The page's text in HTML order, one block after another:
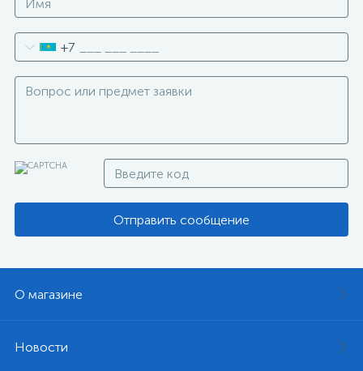
+7
Отправить сообщение
О магазине
Новости